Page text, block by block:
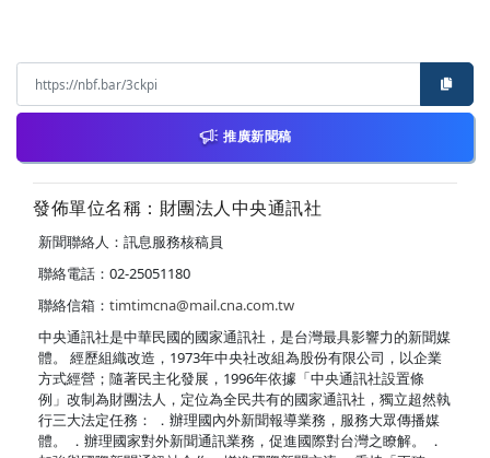
推廣新聞稿
發佈單位名稱：財團法人中央通訊社
新聞聯絡人：訊息服務核稿員
聯絡電話：02-25051180
聯絡信箱： timtimcna@mail.cna.com.tw
中央通訊社是中華民國的國家通訊社，是台灣最具影響力的新聞媒
體。 經歷組織改造，1973年中央社改組為股份有限公司，以企業
方式經營；隨著民主化發展，1996年依據「中央通訊社設置條
例」改制為財團法人，定位為全民共有的國家通訊社，獨立超然執
行三大法定任務： ．辦理國內外新聞報導業務，服務大眾傳播媒
體。 ．辦理國家對外新聞通訊業務，促進國際對台灣之瞭解。 ．